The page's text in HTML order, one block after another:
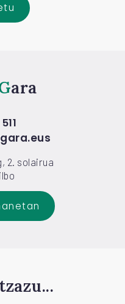
Gara
2. solairua